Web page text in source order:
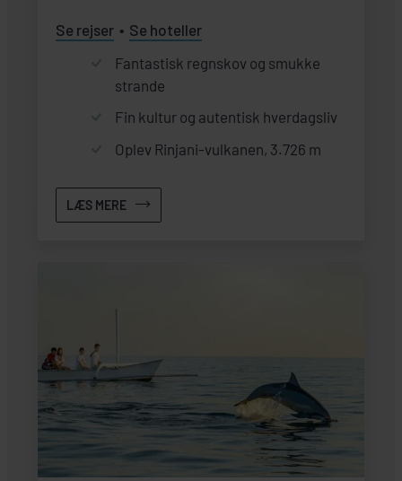
Se rejser
Se hoteller
Fantastisk regnskov og smukke
strande
Fin kultur og autentisk hverdagsliv
Oplev Rinjani-vulkanen, 3.726 m
LÆS MERE